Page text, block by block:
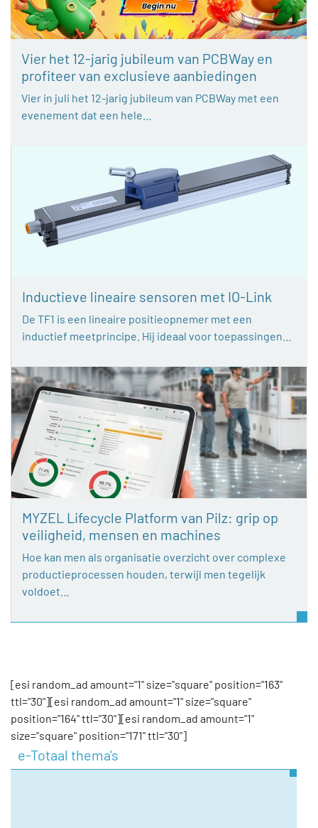
Vier het 12-jarig jubileum van PCBWay en
profiteer van exclusieve aanbiedingen
Vier in juli het 12-jarig jubileum van PCBWay met een
evenement dat een hele…
Inductieve lineaire sensoren met IO-Link
De TF1 is een lineaire positieopnemer met een
inductief meetprincipe. Hij ideaal voor toepassingen…
MYZEL Lifecycle Platform van Pilz: grip op
veiligheid, mensen en machines
Hoe kan men als organisatie overzicht over complexe
productieprocessen houden, terwijl men tegelijk
voldoet…
[esi random_ad amount="1" size="square" position="163"
ttl="30"][esi random_ad amount="1" size="square"
position="164" ttl="30"][esi random_ad amount="1"
size="square" position="171" ttl="30"]
e-Totaal thema's